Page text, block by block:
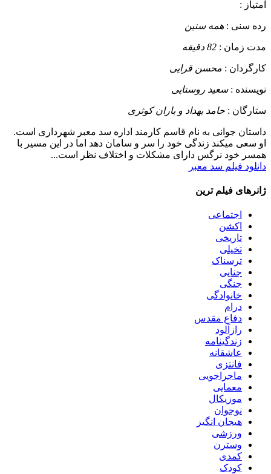
امتیاز :
رده سنی : همه سنین
مدت زمان : 82 دقیقه
کارگردان : محسن قرایی
نویسنده :سعید روستایی
ستارگان : حامد بهداد و باران کوثری
داستان جوانی به نام قاسم کارمند اداره سد معبر شهرداری است.
او سعی میکند زندگی خود را سر و سامان دهد اما در این مسیر با
همسر خود نرگس دارای مشکلات و اختلاف نظر است...
دانلود فیلم سد معبر
ژانرهای فیلم ترین
اجتماعی
اکشن
تاریخی
تخیلی
ترسناک
جنایی
جنگی
خانوادگی
درام
دفاع مقدس
رازآلود
زندگینامه
عاشقانه
فانتزی
ماجراجویی
معمایی
موزیکال
نوجوان
هیجان انگیز
ورزشی
وسترن
کمدی
کودک